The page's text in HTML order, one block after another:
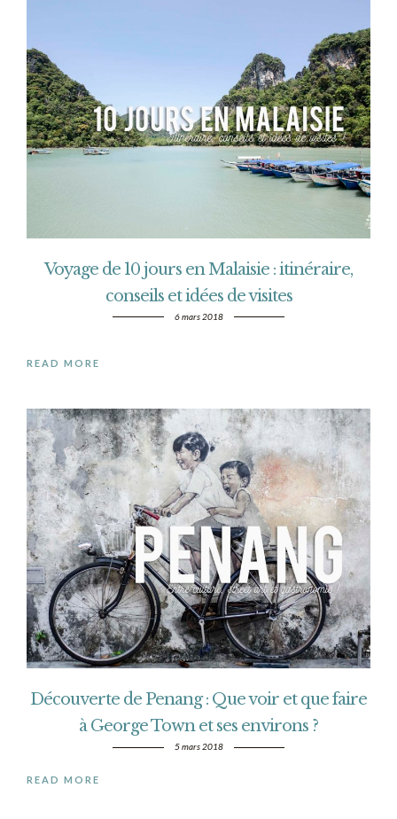
Voyage de 10 jours en Malaisie : itinéraire,
conseils et idées de visites
6 mars 2018
READ MORE
Découverte de Penang : Que voir et que faire
à George Town et ses environs ?
5 mars 2018
READ MORE